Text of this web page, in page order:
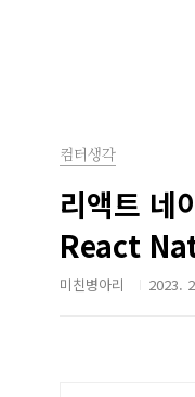
컴터생각
리액트 네
React
미친병아리 2023.